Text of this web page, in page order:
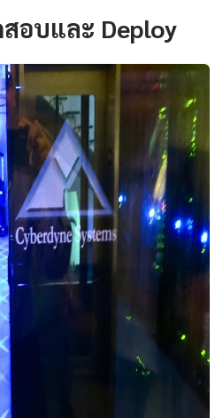
อบและ Deploy